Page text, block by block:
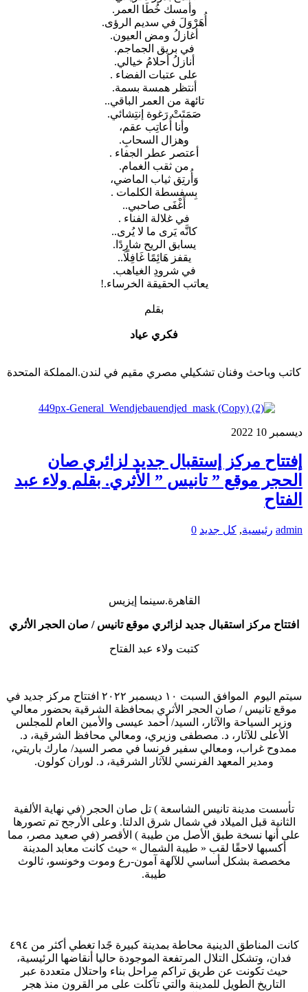
وأمسك خُطَا العمر.
أُهَرْوَلَ في سديم الرؤى.
أغازلُ ومض العيون.
في بريق الجماجم.
أنازلُ أحلامُ خيالي.
على عتبات الفضاء .
أنتظر همسة بسمة.
تائهة من العمر الباقي..
صَمَتَتْ رَغوة إنتِشائي.
وأنا أُعاتِب عقم،
وهزال السحابِ.
أعتصر عطر الجفاء .
من ثقب الغمام.
وَأُرتِق ثياب الماضي،
بِسفسطة الكلمات .
أَغْفَى صاحبي..
في غلالة الفناء .
كانَّه يَرى ما لا يُرى..
يسابق الريح شارِدًا.
يقفز هَائِمًا غَافِلًا..
في شرودِ الغياهب.
يعاتب الحقيقة الخرساء.!
بقلم
فكري عياد
كاتب وباحث وفنان تشكيلي مصري مقيم في لندن.المملكة المتحدة
ديسمبر 10
2022
إفتتاح مركز إستقبال جديد لزائري صان
الحجر موقع ” تانيس ” الأثري. بقلم ولاء عبد
الفتاح
admin رئيسية, كل جديد 0
القاهرة.سينما إيزيس
افتتاح مركز استقبال جديد لزائري موقع تانيس / صان الحجر الأثري
كتبت ولاء عبد الفتاح
سيتم اليوم الموافق السبت ١٠ ديسمبر ٢٠٢٢ افتتاح مركز جديد في
موقع تانيس / صان الحجر الأثري بمحافظة الشرقية بحضور معالي
وزير السياحة والآثار، السيد/ أحمد عيسى والأمين العام للمجلس
الأعلى للآثار، د. مصطفى وزيري، ومعالي محافظ الشرقية، د.
ممدوح غراب، ومعالي سفير فرنسا في مصر السيد/ مارك باريتي،
ومدير المعهد الفرنسي للآثار الشرقية، د. لوران كولون.
تأسست مدينة تانيس الشاسعة ) تل صان الحجر (في نهاية الألفية
الثانية قبل الميلاد في شمال شرق الدلتا. وعلى الأرجح تم تصورها
على أنها نسخة طبق الأصل من طيبة ) الأقصر (في صعيد مصر، مما
أكسبها لاحقًا لقب « طيبة الشمال » حيث كانت معابد المدينة
مخصصة بشكل أساسي للآلهة آمون-رع وموت وخونسو، ثالوث
طيبة.
كانت المناطق الدينية محاطة بمدينة كبيرة جًدا تغطي أكثر من ٤٩٤
فدان، وتشكل التلال المرتفعة الموجودة حاليا أنقاضها الرئيسية،
حيث تكونت عن طريق تراكم مراحل بناء واحتلال متعددة عبر
التاريخ الطويل للمدينة والتي تآكلت على مر القرون منذ هجر